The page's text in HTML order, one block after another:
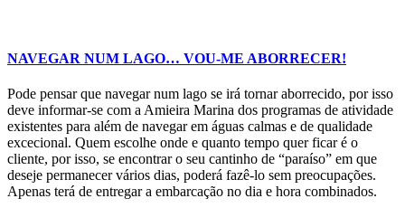
NAVEGAR NUM LAGO… VOU-ME ABORRECER!
Pode pensar que navegar num lago se irá tornar aborrecido, por isso
deve informar-se com a Amieira Marina dos programas de atividade
existentes para além de navegar em águas calmas e de qualidade
excecional. Quem escolhe onde e quanto tempo quer ficar é o
cliente, por isso, se encontrar o seu cantinho de “paraíso” em que
deseje permanecer vários dias, poderá fazê-lo sem preocupações.
Apenas terá de entregar a embarcação no dia e hora combinados.